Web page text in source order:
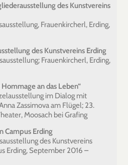
des Kunstvereins
Frauenkircherl, Erding,
des Kunstvereins Erding
Frauenkircherl, Erding,
an das Leben“
im Dialog mit
Zassimova am Flügel; 23.
Moosach bei Grafing
Campus Erding
des Kunstvereins
Erding, September 2016 –